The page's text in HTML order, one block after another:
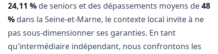
24,11 % de seniors et des dépassements moyens de48
% dans la Seine-et-Marne, le contexte local invite à ne
pas sous-dimensionner ses garanties. En tant
qu'intermédiaire indépendant, nous confrontons les